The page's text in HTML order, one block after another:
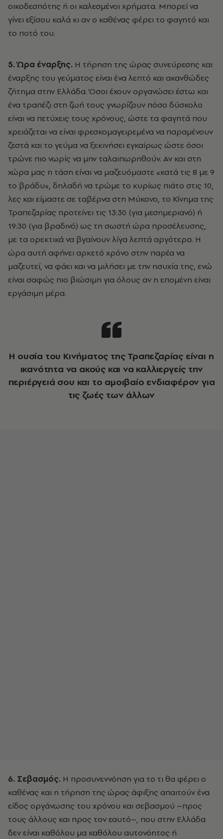
οικοδεσπότης ή οι καλεσμένοι χρήματα. Μπορεί να
γίνει εξίσου καλά κι αν ο καθένας φέρει το φαγητό και
το ποτό του.
5. Ώρα έναρξης. Η τήρηση της ώρας συνεύρεσης και
έναρξης του γεύματος είναι ένα λεπτό και ακανθώδες
ζήτημα στην Ελλάδα. Όσοι έχουν οργανώσει έστω και
ένα τραπέζι στη ζωή τους γνωρίζουν πόσο δύσκολο
είναι να πετύχεις τους χρόνους, ώστε τα φαγητά που
χρειάζεται να είναι φρεσκομαγειρεμένα να παραμένουν
ζεστά και το γεύμα να ξεκινήσει εγκαίρως ώστε όσοι
τρώνε πιο νωρίς να μην ταλαιπωρηθούν. Αν και στη
χώρα μας η τάση είναι να μαζευόμαστε «κατά τις 8 με 9
το βράδυ», δηλαδή να τρώμε το κυρίως πιάτο στις 10,
λες και είμαστε σε ταβέρνα στη Μύκονο, το Κίνημα της
Τραπεζαρίας προτείνει τις 13:30 (για μεσημεριανό) ή
19:30 (για βραδινό) ως τη σωστή ώρα προσέλευσης,
με τα ορεκτικά να βγαίνουν λίγα λεπτά αργότερα. Η
ώρα αυτή αφήνει αρκετό χρόνο στην παρέα να
μαζευτεί, να φάει και να μιλήσει με την ησυχία της, ενώ
είναι σαφώς πιο βιώσιμη για όλους αν η επομένη είναι
εργάσιμη μέρα.
Η ουσία του Κινήματος της Τραπεζαρίας είναι η
ικανότητα να ακούς και να καλλιεργείς την
περιέργειά σου και το αμοιβαίο ενδιαφέρον για
τις ζωές των άλλων
6. Σεβασμός. Η προσυνεννόηση για το τι θα φέρει ο
καθένας και η τήρηση της ώρας άφιξης απαιτούν ένα
είδος οργάνωσης του χρόνου και σεβασμού –προς
τους άλλους και προς τον εαυτό–, που στην Ελλάδα
δεν είναι καθόλου μα καθόλου αυτονόητος ή